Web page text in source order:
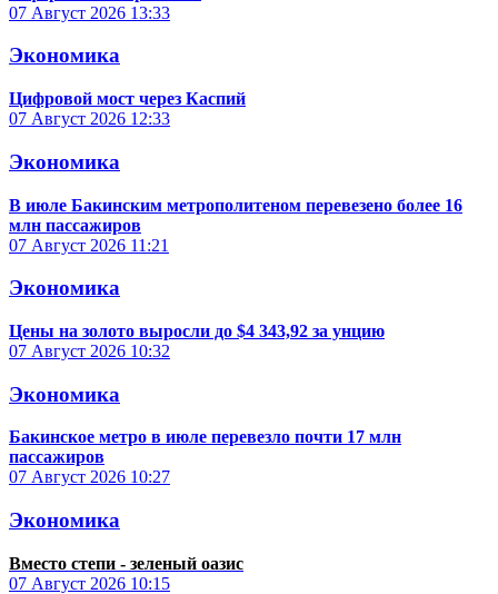
07 Август 2026 13:33
Экономика
Цифровой мост через Каспий
07 Август 2026 12:33
Экономика
В июле Бакинским метрополитеном перевезено более 16
млн пассажиров
07 Август 2026 11:21
Экономика
Цены на золото выросли до $4 343,92 за унцию
07 Август 2026 10:32
Экономика
Бакинское метро в июле перевезло почти 17 млн
пассажиров
07 Август 2026 10:27
Экономика
Вместо степи - зеленый оазис
07 Август 2026 10:15